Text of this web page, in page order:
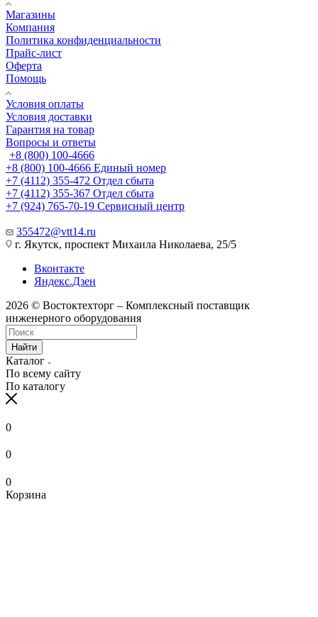
Магазины
Компания
Политика конфиденциальности
Прайс-лист
Оферта
Помощь
Условия оплаты
Условия доставки
Гарантия на товар
Вопросы и ответы
+8 (800) 100-4666
+8 (800) 100-4666 Единый номер
+7 (4112) 355-472 Отдел сбыта
+7 (4112) 355-367 Отдел сбыта
+7 (924) 765-70-19 Сервисный центр
355472@vtt14.ru
г. Якутск, проспект Михаила Николаева, 25/5
Вконтакте
Яндекс.Дзен
2026 © Востоктехторг – Комплексный поставщик
инженерного оборудования
Найти
Каталог
По всему сайту
По каталогу
0
0
0
Корзина